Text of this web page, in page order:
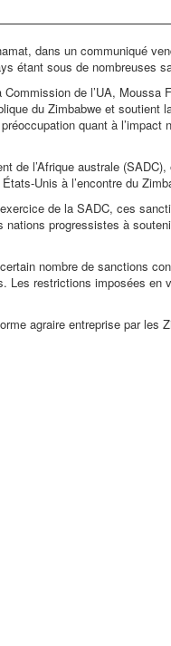
dans un communiqué
étant sous de nombreuses
de l’UA,
du Zimbabwe et soutient
quant à
de l’Afrique australe
Unis à l’encontre du
de la SADC, ces
progressistes à
nombre de sanctions
Les restrictions imposées
agraire entreprise par les